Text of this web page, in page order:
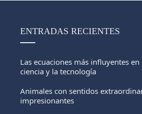
ENTRADAS RECIENTES
Las ecuaciones más influyentes
ciencia y la tecnología
Animales con sentidos
impresionantes